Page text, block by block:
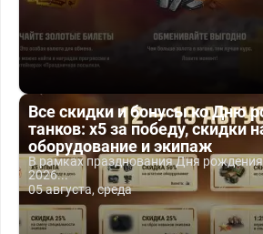
Все скидки и бонусы ко Дню
танков: x5 за победу, скидки
оборудование и экипаж
В рамках празднования Дня
2026...
05 августа, среда